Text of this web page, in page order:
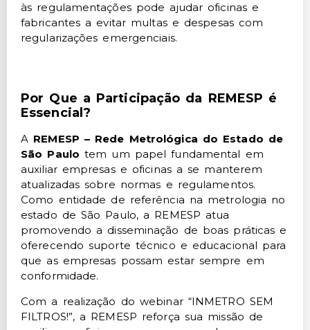
às regulamentações pode ajudar oficinas e
fabricantes a evitar multas e despesas com
regularizações emergenciais.
Por Que a Participação da REMESP é
Essencial?
A REMESP – Rede Metrológica do Estado de
São Paulo tem um papel fundamental em
auxiliar empresas e oficinas a se manterem
atualizadas sobre normas e regulamentos.
Como entidade de referência na metrologia no
estado de São Paulo, a REMESP atua
promovendo a disseminação de boas práticas e
oferecendo suporte técnico e educacional para
que as empresas possam estar sempre em
conformidade.
Com a realização do webinar “INMETRO SEM
FILTROS!”, a REMESP reforça sua missão de